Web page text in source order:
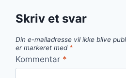
Skriv et svar
Din e-mailadresse vil ikke blive
er markeret med *
Kommentar *